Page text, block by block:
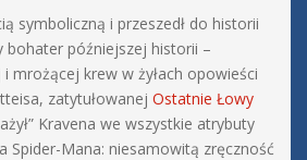
symboliczną i przeszedł do historii
bohater późniejszej historii –
mrożącej krew w żyłach opowieści
zatytułowanej Ostatnie Łowy
Kravena we wszystkie atrybuty
Spider-Mana: niesamowitą zręczność